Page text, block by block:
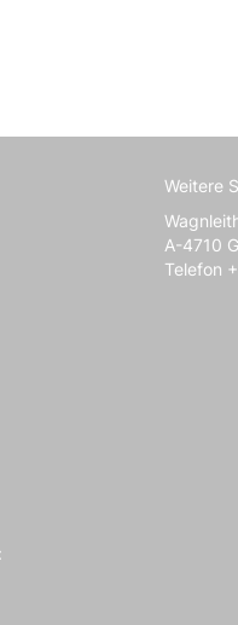
Weitere
A-4710
Telefon